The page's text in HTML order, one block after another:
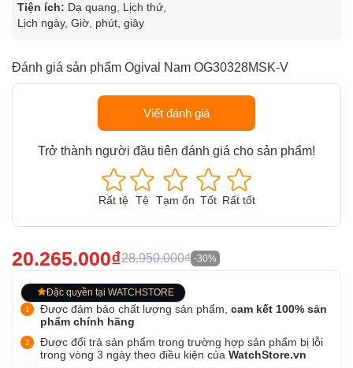
Tiện ích: Dạ quang, Lịch thứ,
Lịch ngày, Giờ, phút, giây
Đánh giá sản phẩm Ogival Nam OG30328MSK-V
Viết đánh giá
Trở thành người đầu tiên đánh giá cho sản phẩm!
Rất tệ Tệ Tạm ổn Tốt Rất tốt
20.265.000₫28.950.000₫ -30%
Đặc quyền tại WATCHSTORE
Được đảm bảo chất lượng sản phẩm, cam kết 100% sản
phẩm chính hãng
Được đổi trả sản phẩm trong trường hợp sản phẩm bị lỗi
trong vòng 3 ngày theo điều kiện của WatchStore.vn